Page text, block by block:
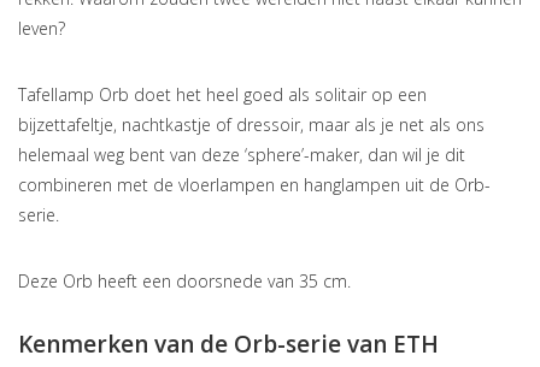
leven?
Tafellamp Orb doet het heel goed als solitair op een
bijzettafeltje, nachtkastje of dressoir, maar als je net als ons
helemaal weg bent van deze ‘sphere’-maker, dan wil je dit
combineren met de vloerlampen en hanglampen uit de Orb-
serie.
Deze Orb heeft een doorsnede van 35 cm.
Kenmerken van de Orb-serie van ETH